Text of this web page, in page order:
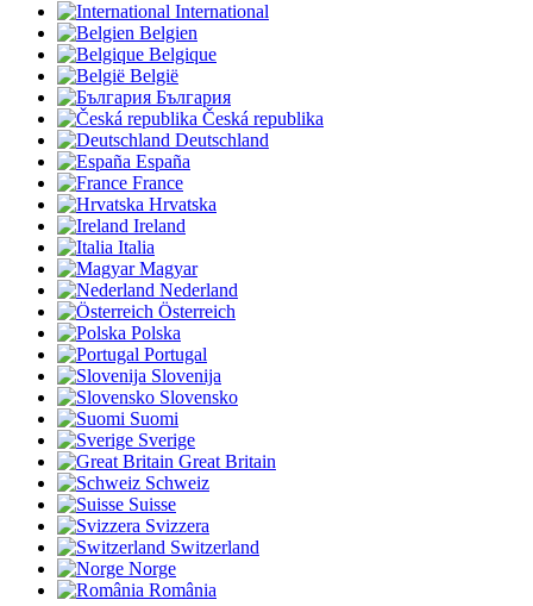
International
Belgien
Belgique
België
България
Česká republika
Deutschland
España
France
Hrvatska
Ireland
Italia
Magyar
Nederland
Österreich
Polska
Portugal
Slovenija
Slovensko
Suomi
Sverige
Great Britain
Schweiz
Suisse
Svizzera
Switzerland
Norge
România